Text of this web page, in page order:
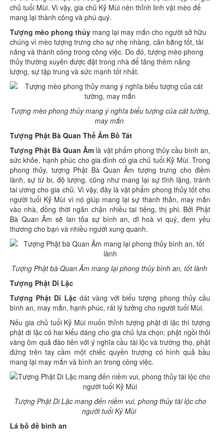
chủ tuổi Mùi. Vì vậy, gia chủ Kỷ Mùi nên thỉnh linh vật mèo để
mang lại thành công và phú quý.
Tượng mèo phong thủy mang lại may mắn cho người sở hữu
chúng vì mèo tượng trưng cho sự nhẹ nhàng, cân bằng tốt, tài
năng và thành công trong công việc. Do đó, tượng mèo phong
thủy thường xuyên được đặt trong nhà để tăng thêm năng
lượng, sự tập trung và sức mạnh tốt nhất.
Tượng mèo phong thủy mang ý nghĩa biểu tượng của cát tường,
may mắn
Tượng Phật Bà Quan Thế Âm Bồ Tát
Tượng Phật Bà Quan Âm là vật phẩm phong thủy cầu bình an,
sức khỏe, hạnh phúc cho gia đình có gia chủ tuổi Kỷ Mùi. Trong
phong thủy, tượng Phật Bà Quan Âm tượng trưng cho điềm
lành, sự từ bi, độ lượng, cũng như mang lại sự tĩnh lặng, tránh
tai ương cho gia chủ. Vì vậy, đây là vật phẩm phong thủy tốt cho
người tuổi Kỷ Mùi vì nó giúp mang lại sự thanh thản, may mắn
vào nhà, đồng thời ngăn chặn nhiều tai tiếng, thị phi. Bởi Phật
Bà Quan Âm sẽ lan tỏa sự bình an, dĩ hoà vi quý, đem yêu
thương cho bạn và nhiều người xung quanh.
Tượng Phật bà Quan Âm mang lại phong thủy bình an, tốt lành
Tượng Phật Di Lặc
Tượng Phật Di Lặcdát vàng với biểu tượng phong thủy cầu
bình an, may mắn, hạnh phúc, rất lý tưởng cho người tuổi Mùi.
Nếu gia chủ tuổi Kỷ Mùi muốn thỉnh tượng phật di lặc thì tượng
phật di lặc có hai kiểu dáng cho gia chủ lựa chọn: phật ngồi thỏi
vàng ôm quả đào tiên với ý nghĩa cầu tài lộc và trường thọ, phật
đứng trên tay cầm một chiếc quyền trượng có hình quả bầu
mang lại may mắn và bình an trong công việc.
Tượng Phật Di Lặc mang đến niềm vui, phong thủy tài lộc cho
người tuổi Kỷ Mùi
Lá bồ đề bình an